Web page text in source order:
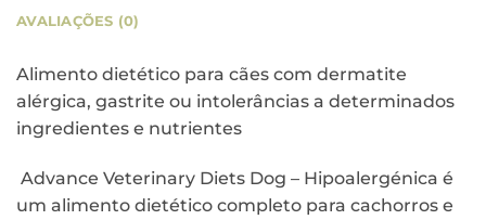
AVALIAÇÕES (0)
Alimento dietético para cães com dermatite
alérgica, gastrite ou intolerâncias a determinados
ingredientes e nutrientes
Advance Veterinary Diets Dog – Hipoalergénica é
um alimento dietético completo para cachorros e